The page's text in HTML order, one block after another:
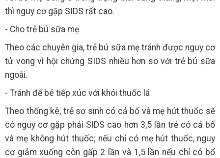
thì nguy cơ gặp SIDS rất cao.
- Cho trẻ bú sữa mẹ
Theo các chuyên gia, trẻ bú sữa mẹ tránh được nguy cơ
tử vong vì hội chứng SIDS nhiều hơn so với trẻ bú sữa
ngoài.
- Tránh để bé tiếp xúc với khói thuốc lá
Theo thống kê, trẻ sơ sinh có cả bố và mẹ hút thuốc sẽ
có nguy cơ gặp phải SIDS cao hơn 3,5 lần trẻ có cả bố
và mẹ không hút thuốc; nếu chỉ có mẹ hút thuốc, nguy
cơ giảm xuống còn gấp 2 lần và 1,5 lần nếu chỉ có bố